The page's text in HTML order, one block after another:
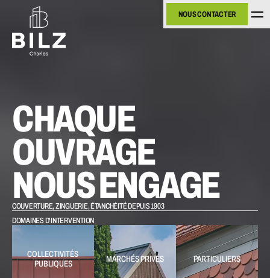
NOUS CONTACTER
CHAQUE
OUVRAGE
NOUS ENGAGE
COUVERTURE, ZINGUERIE, ÉTANCHÉITÉ DEPUIS 1903
DOMAINES D'INTERVENTION
COLLECTIVITÉS
PUBLIQUES
MARCHÉS PRIVÉS PARTICULIERS